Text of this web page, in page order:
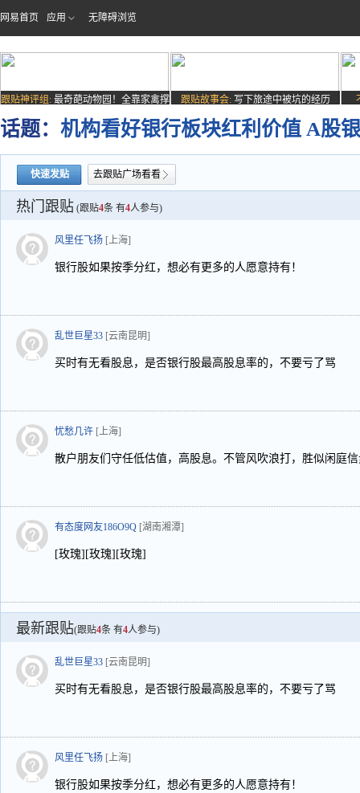
网易首页 应用 无障碍浏览
跟贴神评组: 最奇葩动物园！全靠家禽撑
场子
跟贴故事会: 写下旅途中被坑的经历
话题： 机构看好银行板块红利价值 A股
快速发贴 去跟贴广场看看
热门跟贴 (跟贴4条 有4人参与)
风里任飞扬 [上海]
银行股如果按季分红，想必有更多的人愿意持有！
乱世巨星33 [云南昆明]
买时有无看股息，是否银行股最高股息率的，不要亏了骂
忧愁几许 [上海]
散户朋友们守任低估值，高股息。不管风吹浪打，胜似闲庭
有态度网友186O9Q [湖南湘潭]
[玫瑰][玫瑰][玫瑰]
最新跟贴(跟贴4条 有4人参与)
乱世巨星33 [云南昆明]
买时有无看股息，是否银行股最高股息率的，不要亏了骂
风里任飞扬 [上海]
银行股如果按季分红，想必有更多的人愿意持有！